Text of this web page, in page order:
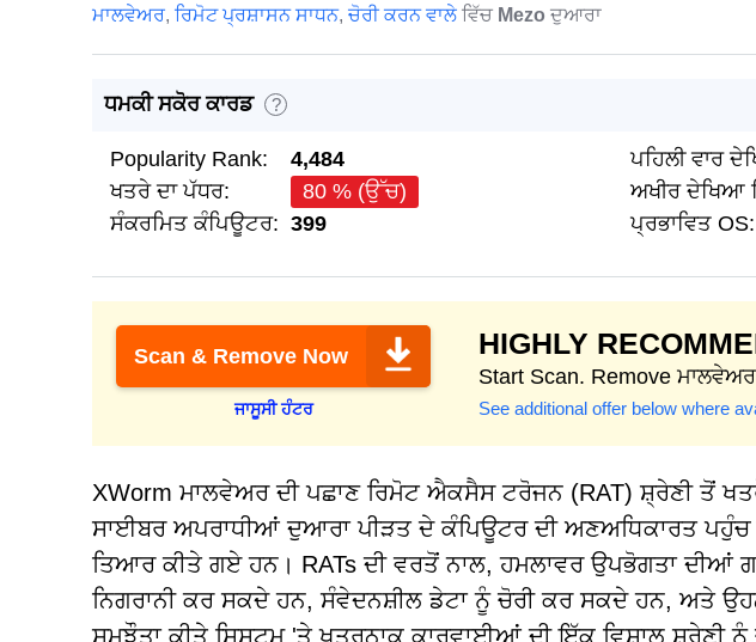
ਮਾਲਵੇਅਰ, ਰਿਮੋਟ ਪ੍ਰਸ਼ਾਸਨ ਸਾਧਨ, ਚੋਰੀ ਕਰਨ ਵਾਲੇ ਵਿੱਚ Mezo ਦੁਆਰਾ
ਧਮਕੀ ਸਕੋਰ ਕਾਰਡ ?
Popularity Rank:
4,484
ਖਤਰੇ ਦਾ ਪੱਧਰ:
80 % (ਉੱਚ)
ਸੰਕਰਮਿਤ ਕੰਪਿਊਟਰ: 399
ਪਹਿਲੀ ਵਾਰ
ਅਖੀਰ ਦੇਖਿਆ
ਪ੍ਰਭਾਵਿਤ OS:
Scan & Remove Now
ਜਾਸੂਸੀ ਹੰਟਰ
HIGHLY
Start Scan. Remove
See additional offer below where
XWorm ਮਾਲਵੇਅਰ ਦੀ ਪਛਾਣ ਰਿਮੋਟ ਐਕਸੈਸ ਟਰੋਜਨ (RAT) ਸ਼੍ਰੇਣੀ ਤੋਂ
ਸਾਈਬਰ ਅਪਰਾਧੀਆਂ ਦੁਆਰਾ ਪੀੜਤ ਦੇ ਕੰਪਿਊਟਰ ਦੀ ਅਣਅਧਿਕਾਰਤ
ਤਿਆਰ ਕੀਤੇ ਗਏ ਹਨ। RATs ਦੀ ਵਰਤੋਂ ਨਾਲ, ਹਮਲਾਵਰ ਉਪਭੋਗਤਾ ਦੀਆਂ
ਨਿਗਰਾਨੀ ਕਰ ਸਕਦੇ ਹਨ, ਸੰਵੇਦਨਸ਼ੀਲ ਡੇਟਾ ਨੂੰ ਚੋਰੀ ਕਰ ਸਕਦੇ ਹਨ, ਅਤੇ
ਸਮਝੌਤਾ ਕੀਤੇ ਸਿਸਟਮ 'ਤੇ ਖਤਰਨਾਕ ਕਾਰਵਾਈਆਂ ਦੀ ਇੱਕ ਵਿਸ਼ਾਲ ਸ਼੍ਰੇਣੀ